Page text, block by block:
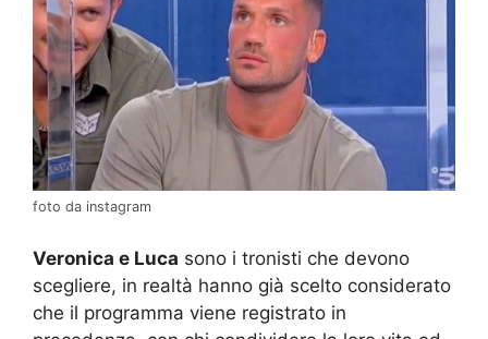
foto da instagram
Veronica e Luca sono i tronisti che devono
scegliere, in realtà hanno già scelto considerato
che il programma viene registrato in